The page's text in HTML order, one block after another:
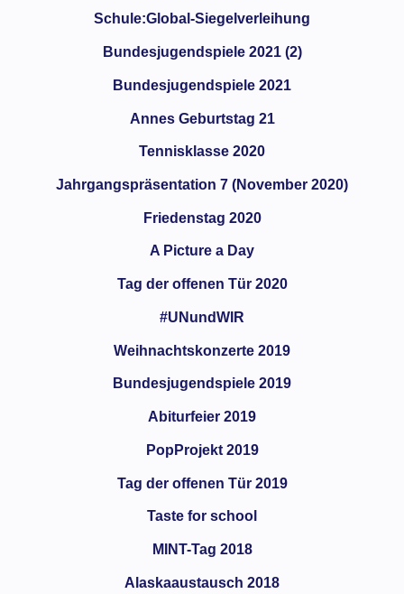
Schule:Global-Siegelverleihung
Bundesjugendspiele 2021 (2)
Bundesjugendspiele 2021
Annes Geburtstag 21
Tennisklasse 2020
Jahrgangspräsentation 7 (November 2020)
Friedenstag 2020
A Picture a Day
Tag der offenen Tür 2020
#UNundWIR
Weihnachtskonzerte 2019
Bundesjugendspiele 2019
Abiturfeier 2019
PopProjekt 2019
Tag der offenen Tür 2019
Taste for school
MINT-Tag 2018
Alaskaaustausch 2018